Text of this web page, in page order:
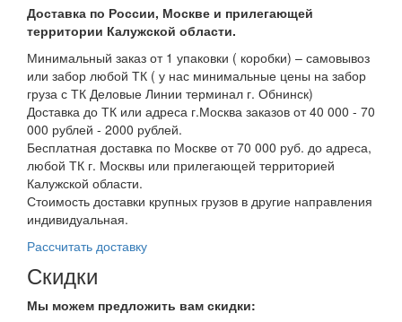
Доставка по России, Москве и прилегающей
территории Калужской области.
Минимальный заказ от 1 упаковки ( коробки) – самовывоз
или забор любой ТК ( у нас минимальные цены на забор
груза с ТК Деловые Линии терминал г. Обнинск)
Доставка до ТК или адреса г.Москва заказов от 40 000 - 70
000 рублей - 2000 рублей.
Бесплатная доставка по Москве от 70 000 руб. до адреса,
любой ТК г. Москвы или прилегающей территорией
Калужской области.
Стоимость доставки крупных грузов в другие направления
индивидуальная.
Рассчитать доставку
Скидки
Мы можем предложить вам скидки: